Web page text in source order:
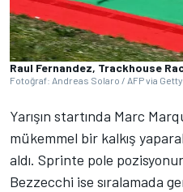
Raul Fernandez, Trackhouse
Fotoğraf: Andreas Solaro / AFP via
Yarışın startında Marc
mükemmel bir kalkış
aldı. Sprinte pole
Bezzecchi ise sıralamada